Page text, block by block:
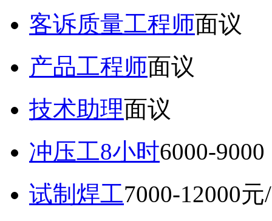
客诉质量工程师面议
产品工程师面议
技术助理面议
冲压工8小时6000-
试制焊工7000-12000元